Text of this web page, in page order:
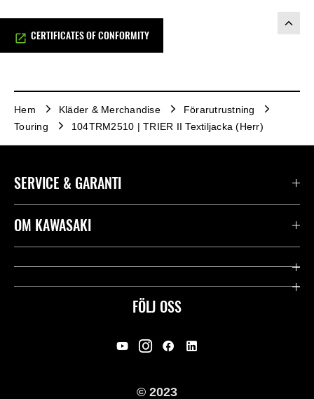
CERTIFICATES OF CONFORMITY
Hem Kläder & Merchandise
Förarutrustning
Touring
104TRM2510 | TRIER II Textiljacka (Herr)
FÖLJ OSS
SERVICE & GARANTI
Kontakta oss
Användbara länkar
Rättsligt & Sekretess
OM KAWASAKI
Företag
© 2023